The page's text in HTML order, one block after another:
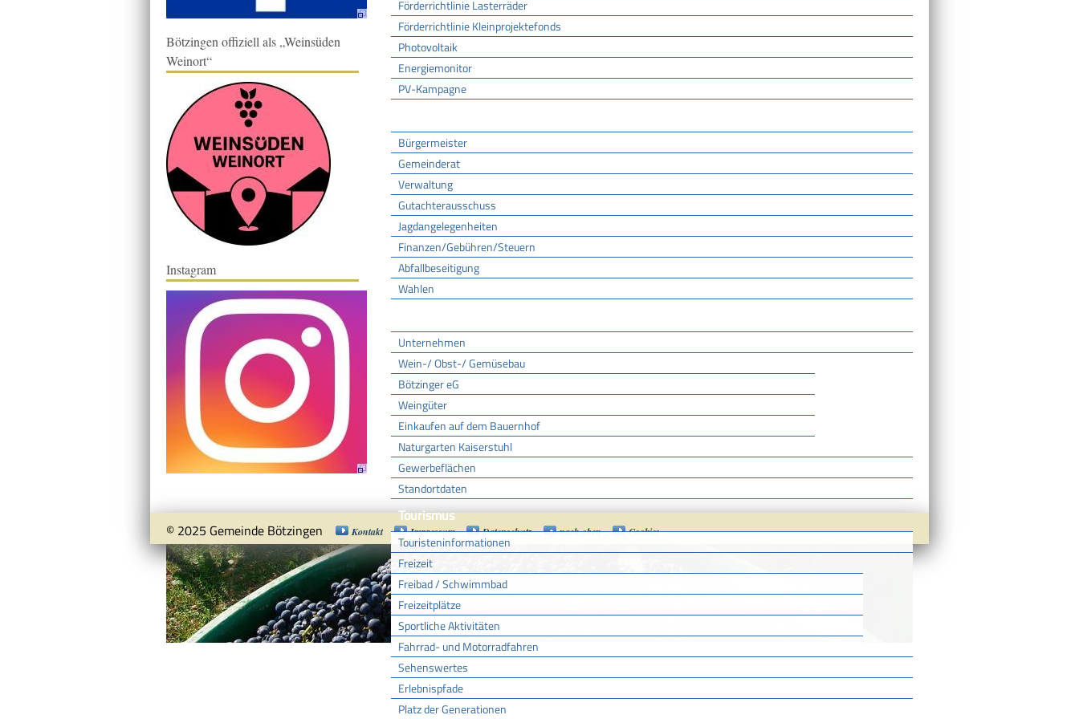
Förderrichtlinie Lasterräder
Förderrichtlinie Kleinprojektefonds
Photovoltaik
Energiemonitor
PV-Kampagne
Bürgermeister
Gemeinderat
Verwaltung
Gutachterausschuss
Jagdangelegenheiten
Finanzen/Gebühren/Steuern
Abfallbeseitigung
Wahlen
Unternehmen
Wein-/ Obst-/ Gemüsebau
Bötzinger eG
Weingüter
Einkaufen auf dem Bauernhof
Naturgarten Kaiserstuhl
Gewerbeflächen
Standortdaten
Tourismus
Touristeninformationen
Freizeit
Freibad / Schwimmbad
Freizeitplätze
Sportliche Aktivitäten
Fahrrad- und Motorradfahren
Sehenswertes
Erlebnispfade
Platz der Generationen
Bötzingen offiziell als „Weinsüden
Weinort“
Instagram
© 2025 Gemeinde Bötzingen Kontakt Impressum Datenschutz nach oben Cookies